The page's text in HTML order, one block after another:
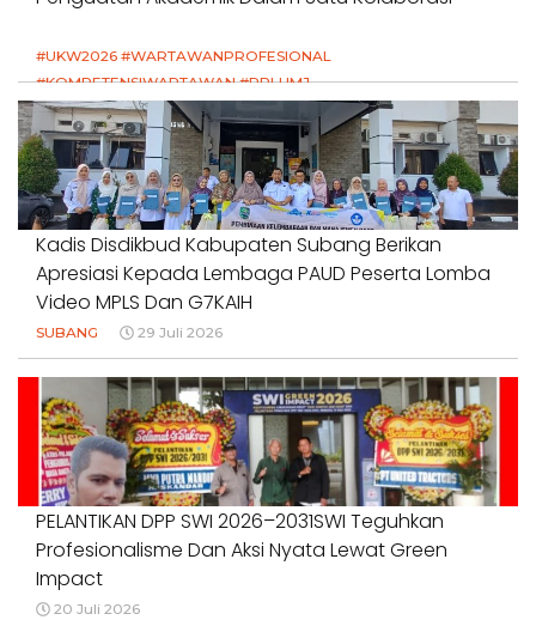
#UKW2026 #WARTAWANPROFESIONAL
#KOMPETENSIWARTAWAN #RPLUMJ
#PENDIDIKANWARTAWAN #SWINASIONAL #SWIJABAR
1 Agustus 2026
Kadis Disdikbud Kabupaten Subang Berikan
Apresiasi Kepada Lembaga PAUD Peserta Lomba
Video MPLS Dan G7KAIH
SUBANG 29 Juli 2026
PELANTIKAN DPP SWI 2026–2031SWI Teguhkan
Profesionalisme Dan Aksi Nyata Lewat Green
Impact
20 Juli 2026